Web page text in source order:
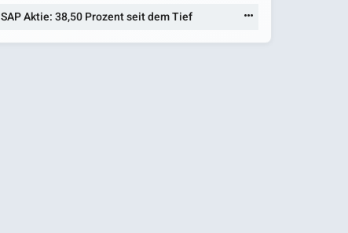
SAP Aktie: 38,50 Prozent seit dem Tief